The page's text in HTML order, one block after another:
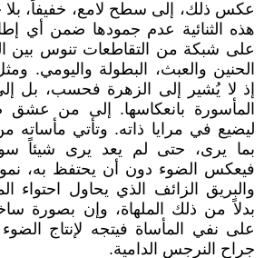
عكس ذلك، إلى سطح لامع، خفيفاً،
هذه الثنائية عدم جمودها ضمن أي
على شبكة من التقاطعات تنوس بين
الحنين والعبث، البطولة واليومي.
إذ لا يُشير إلى الزهرة فحسب، بل
المأسورة بانعكاسها. إلى من عشق
ليضيع في مرايا ذاته. وتأتي مأساته من
بما يرى، حتى لم يعد يرى شيئاً
فيعكس الضوء دون أن يحتفظ به،
والبريق الزائف الذي يحاول احتواء
بدلاً من ذلك الملهاة، وإن بصورة
على نفي المأساة فيتجه لإنتاج الضوء
جراح النرجس الدامية.